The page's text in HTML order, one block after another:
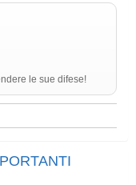
le sue difese!